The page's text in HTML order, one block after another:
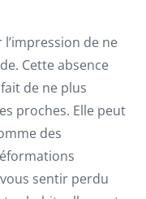
de ne
Cette absence
de ne plus
proches. Elle peut
des
sentir perdu